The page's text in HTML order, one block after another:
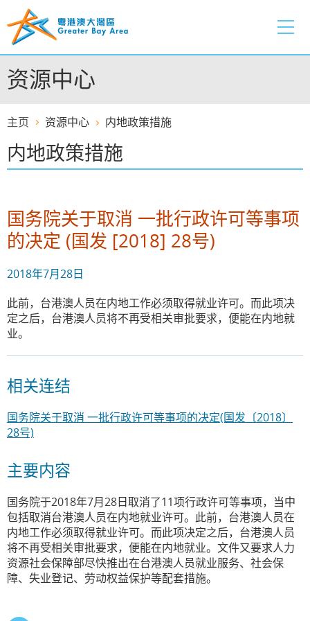
至
容
的
开
资源中心
主页 资源中心 内地政策措施
内地政策措施
国务院关于取消 一批行政许可等事项
的决定 (国发 [2018] 28号)
2018年7月28日
此前，台港澳人员在内地工作必须取得就业许可。而此项决
定之后，台港澳人员将不再受相关审批要求，便能在内地就
业。
相关连结
国务院关于取消 一批行政许可等事项的决定(国发〔2018〕
28号)
主要内容
国务院于2018年7月28日取消了11项行政许可等事项，当中
包括取消台港澳人员在内地就业许可。此前，台港澳人员在
内地工作必须取得就业许可。而此项决定之后，台港澳人员
将不再受相关审批要求，便能在内地就业。文件又要求人力
资源社会保障部尽快推出在台港澳人员就业服务、社会保
障、失业登记、劳动权益保护等配套措施。